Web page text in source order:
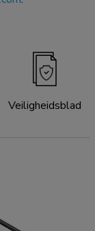
Veiligheidsblad